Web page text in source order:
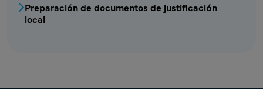
Preparación de documentos de justificación
local